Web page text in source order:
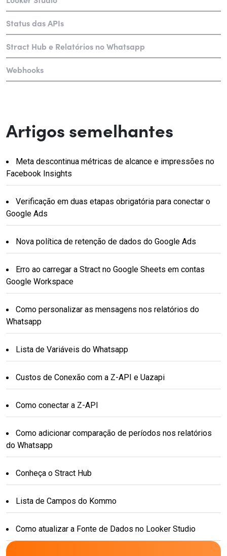
Status das APIs
Stract Hub e Relatórios no Whatsapp
Webhooks
Artigos semelhantes
Meta descontinua métricas de alcance e impressões no
Facebook Insights
Verificação em duas etapas obrigatória para conectar o
Google Ads
Nova política de retenção de dados do Google Ads
Erro ao carregar a Stract no Google Sheets em contas
Google Workspace
Como personalizar as mensagens nos relatórios do
Whatsapp
Lista de Variáveis do Whatsapp
Custos de Conexão com a Z-API e Uazapi
Como conectar a Z-API
Como adicionar comparação de períodos nos relatórios
do Whatsapp
Conheça o Stract Hub
Lista de Campos do Kommo
Como atualizar a Fonte de Dados no Looker Studio